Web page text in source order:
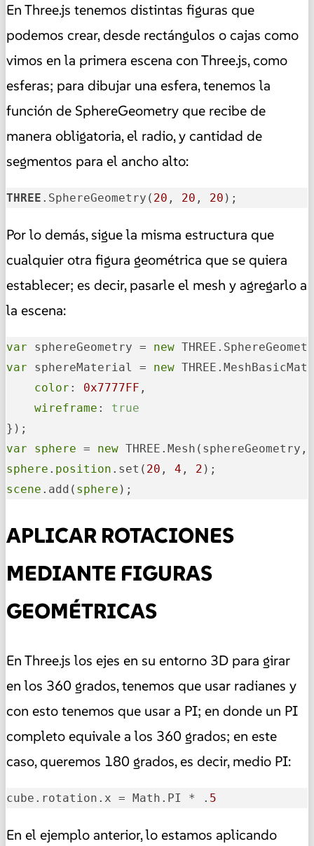
En Three.js tenemos distintas figuras que
podemos crear, desde rectángulos o cajas como
vimos en la primera escena con Three.js, como
esferas; para dibujar una esfera, tenemos la
función de SphereGeometry que recibe de
manera obligatoria, el radio, y cantidad de
segmentos para el ancho alto:
THREE .SphereGeometry( 20 , 20 , 20 );
Por lo demás, sigue la misma estructura que
cualquier otra figura geométrica que se quiera
establecer; es decir, pasarle el mesh y agregarlo a
la escena:
var sphereGeometry = new
var sphereMaterial = new
color : 0x7777FF ,
wireframe : true
var
sphere = new
sphere . position .set( 20 , 4 , 2
scene .add( sphere );
APLICAR ROTACIONES
MEDIANTE FIGURAS
GEOMÉTRICAS
En Three.js los ejes en su entorno 3D para girar
en los 360 grados, tenemos que usar radianes y
con esto tenemos que usar a PI; en donde un PI
completo equivale a los 360 grados; en este
caso, queremos 180 grados, es decir, medio PI:
cube.rotation.x = Math.PI * . 5
En el ejemplo anterior, lo estamos aplicando